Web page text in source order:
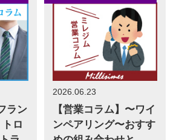
ラン
ロ
2026.06.23
【営業コラム】〜ワイ
ンペアリング〜おすす